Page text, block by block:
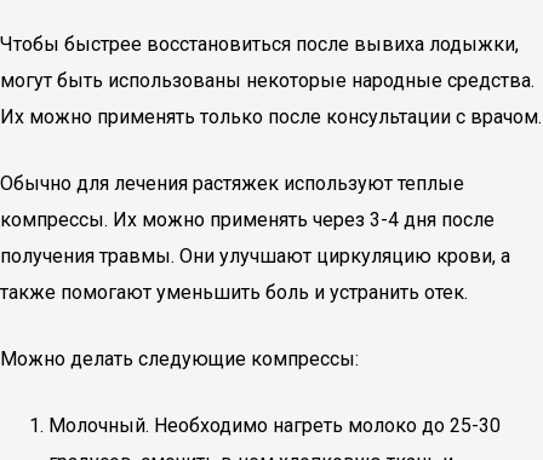
Чтобы быстрее восстановиться после вывиха лодыжки,
могут быть использованы некоторые народные средства.
Их можно применять только после консультации с врачом.
Обычно для лечения растяжек используют теплые
компрессы. Их можно применять через 3-4 дня после
получения травмы. Они улучшают циркуляцию крови, а
также помогают уменьшить боль и устранить отек.
Можно делать следующие компрессы:
Молочный. Необходимо нагреть молоко до 25-30